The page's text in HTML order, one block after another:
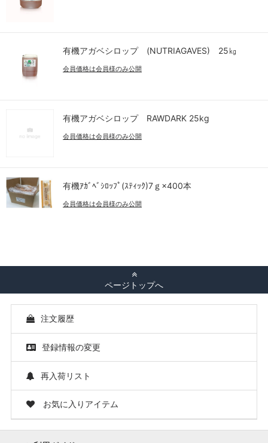
有機アガベシロップ (NUTRIAGAVES) 25㎏
会員価格は会員様のみ公開
有機アガベシロップ RAWDARK 25kg
会員価格は会員様のみ公開
有機ｱｶﾞﾍﾞｼﾛｯﾌﾟ(ｽﾃｨｯｸ)7ｇ×400本
会員価格は会員様のみ公開
ページトップへ
注文履歴
登録情報の変更
再入荷リスト
お気に入りアイテム